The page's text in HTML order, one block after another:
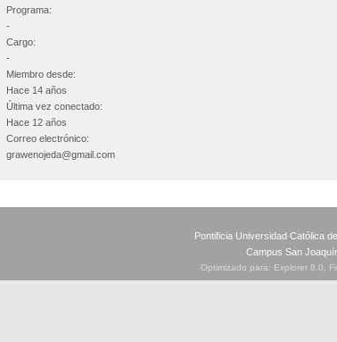
Programa:
-
Cargo:
-
Miembro desde:
Hace 14 años
Última vez conectado:
Hace 12 años
Correo electrónico:
grawenojeda@gmail.com
Pontificia Universidad Católica
Campus San
Optimizado para: Explorer 8.0,